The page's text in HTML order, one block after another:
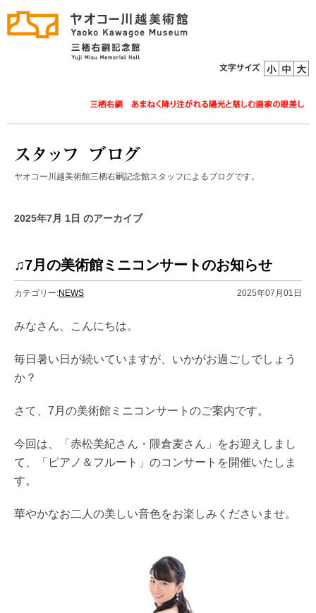
ヤオコー川越美術館三栖右嗣記念館スタッフによるブログです。
2025年7月 1日 のアーカイブ
♫7月の美術館ミニコンサートのお知らせ
カテゴリー:NEWS 2025年07月01日
みなさん、こんにちは。
毎日暑い日が続いていますが、いかがお過ごしでしょう
か？
さて、7月の美術館ミニコンサートのご案内です。
今回は、「赤松美紀さん・隈倉麦さん」をお迎えしまし
て、「ピアノ＆フルート」のコンサートを開催いたしま
す。
華やかなお二人の美しい音色をお楽しみくださいませ。